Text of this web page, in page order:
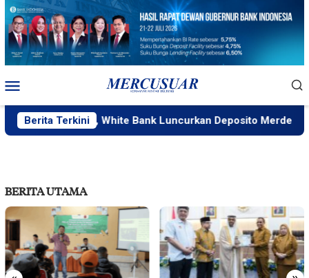
Loncat
konten
Mobile
Berita Terkini
Istimewa, White Bank Luncurkan Deposito Merdeka
BERITA UTAMA